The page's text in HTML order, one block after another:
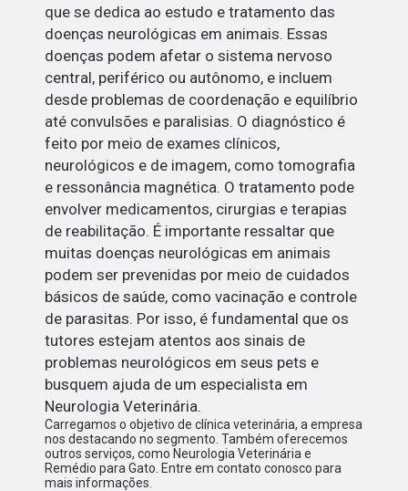
que se dedica ao estudo e tratamento das
doenças neurológicas em animais. Essas
doenças podem afetar o sistema nervoso
central, periférico ou autônomo, e incluem
desde problemas de coordenação e equilíbrio
até convulsões e paralisias. O diagnóstico é
feito por meio de exames clínicos,
neurológicos e de imagem, como tomografia
e ressonância magnética. O tratamento pode
envolver medicamentos, cirurgias e terapias
de reabilitação. É importante ressaltar que
muitas doenças neurológicas em animais
podem ser prevenidas por meio de cuidados
básicos de saúde, como vacinação e controle
de parasitas. Por isso, é fundamental que os
tutores estejam atentos aos sinais de
problemas neurológicos em seus pets e
busquem ajuda de um especialista em
Neurologia Veterinária.
Carregamos o objetivo de clínica veterinária, a empresa
nos destacando no segmento. Também oferecemos
outros serviços, como Neurologia Veterinária e
Remédio para Gato. Entre em contato conosco para
mais informações.